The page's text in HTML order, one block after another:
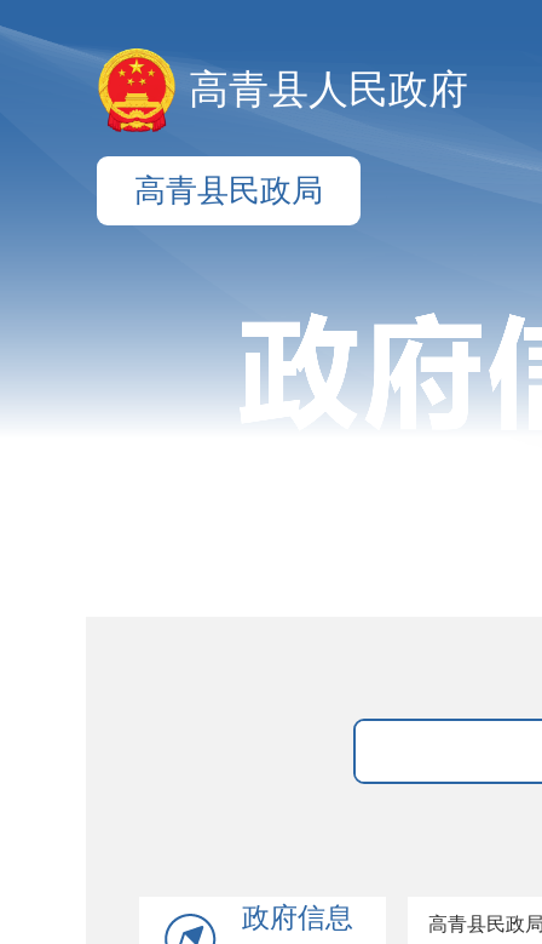
高青县人民政府
高青县民政局
政府信息
高青县民政